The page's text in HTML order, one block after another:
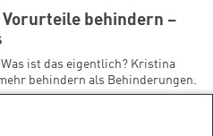
Vorurteile behindern –
ist das eigentlich? Kristina
behindern als Behinderungen.